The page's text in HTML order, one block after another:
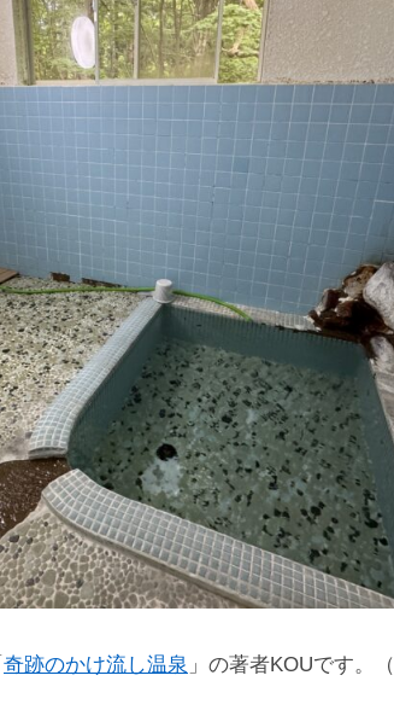
奇跡のかけ流し温泉 」の著者KOUです。（